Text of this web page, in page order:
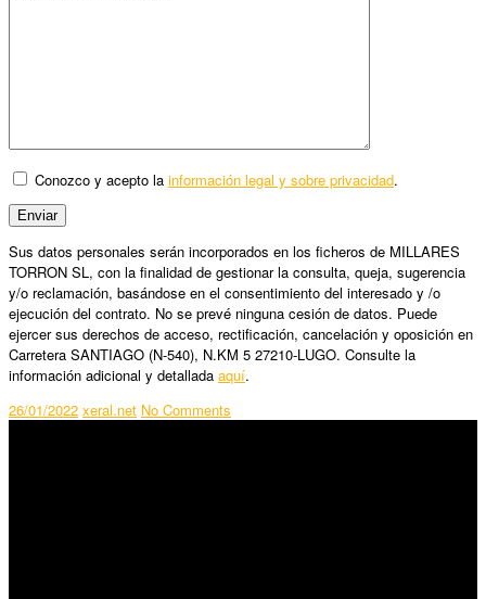
Conozco y acepto la información legal y sobre privacidad.
Sus datos personales serán incorporados en los ficheros de MILLARES
TORRON SL, con la finalidad de gestionar la consulta, queja, sugerencia
y/o reclamación, basándose en el consentimiento del interesado y /o
ejecución del contrato. No se prevé ninguna cesión de datos. Puede
ejercer sus derechos de acceso, rectificación, cancelación y oposición en
Carretera SANTIAGO (N-540), N.KM 5 27210-LUGO. Consulte la
información adicional y detallada aquí.
26/01/2022 xeral.net No Comments